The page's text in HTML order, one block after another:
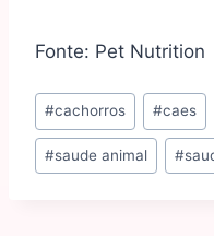
Fonte: Pet Nutrition
#cachorros #caes
#saude animal #